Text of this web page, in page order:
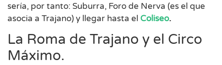
sería, por tanto: Suburra, Foro de Nerva (es el que
asocia a Trajano) y llegar hasta el Coliseo.
La Roma de Trajano y el Circo
Máximo.